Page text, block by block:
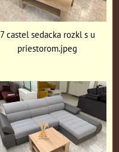
7 castel sedacka rozkl s u
priestorom.jpeg